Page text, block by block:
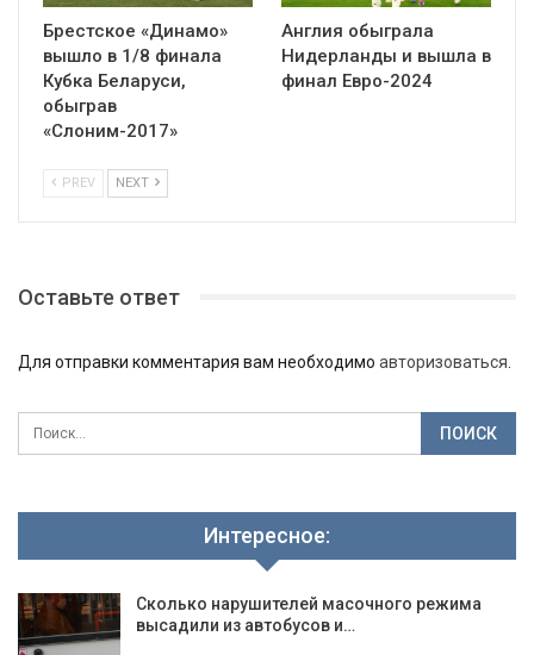
Брестское «Динамо»
вышло в 1/8 финала
Кубка Беларуси,
обыграв
«Слоним-2017»
Англия обыграла
Нидерланды и вышла в
финал Евро-2024
PREV NEXT
Оставьте ответ
Для отправки комментария вам необходимо авторизоваться
Интересное:
Сколько нарушителей масочного режима
высадили из автобусов и…